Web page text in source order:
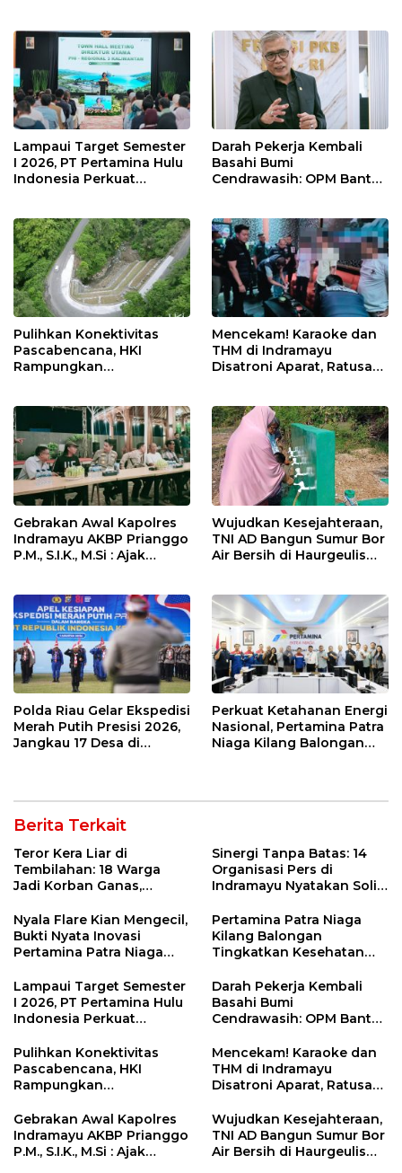
Rutin dan Edukasi
Perawatan Gigi
Lampaui Target Semester
I 2026, PT Pertamina Hulu
Indonesia Perkuat
Keselamatan Kerja
Darah Pekerja Kembali
Basahi Bumi
Cendrawasih: OPM Bantai
Pulihkan Konektivitas
Pascabencana, HKI
Rampungkan
Mencekam! Karaoke dan
THM di Indramayu
Disatroni Aparat, Ratusan
Gebrakan Awal Kapolres
Indramayu AKBP Prianggo
P.M., S.I.K., M.Si : Ajak
Wujudkan Kesejahteraan,
TNI AD Bangun Sumur Bor
Air Bersih di Haurgeulis
Polda Riau Gelar Ekspedisi
Merah Putih Presisi 2026,
Jangkau 17 Desa di
Perkuat Ketahanan Energi
Nasional, Pertamina Patra
Niaga Kilang Balongan
Berita Terkait
Teror Kera Liar di
Tembilahan: 18 Warga
Jadi Korban Ganas,
12 Jahitan!
Sinergi Tanpa Batas: 14
Organisasi Pers di
Indramayu Nyatakan Solid
Nyala Flare Kian Mengecil,
Bukti Nyata Inovasi
Pertamina Patra Niaga
Net Zero Emission 2060
Pertamina Patra Niaga
Kilang Balongan
Tingkatkan Kesehatan
Pemeriksaan Kesehatan
Rutin dan Edukasi
Perawatan Gigi
Lampaui Target Semester
I 2026, PT Pertamina Hulu
Indonesia Perkuat
Nasional Lewat Inovasi &
Keselamatan Kerja
Darah Pekerja Kembali
Basahi Bumi
Cendrawasih: OPM Bantai
di Tolikara!
Pulihkan Konektivitas
Pascabencana, HKI
Rampungkan
Lembah Anai dan Malalak
Mencekam! Karaoke dan
THM di Indramayu
Disatroni Aparat, Ratusan
Dites Urine!
Gebrakan Awal Kapolres
Indramayu AKBP Prianggo
P.M., S.I.K., M.Si : Ajak
Wujudkan Kesejahteraan,
TNI AD Bangun Sumur Bor
Air Bersih di Haurgeulis